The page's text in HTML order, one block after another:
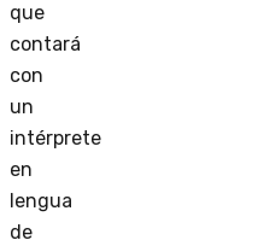
que
contará
con
un
intérprete
en
lengua
de